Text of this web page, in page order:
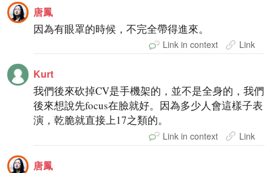
唐鳳
因為有眼罩的時候，不完全帶得進來。
Link in context Link
Kurt
我們後來砍掉CV是手機架的，並不是全身的，我們
後來想說先focus在臉就好。因為多少人會這樣子表
演，乾脆就直接上17之類的。
Link in context Link
唐鳳